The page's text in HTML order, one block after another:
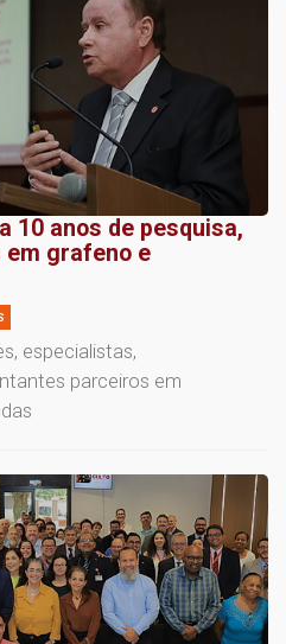
10 anos de pesquisa,
em grafeno e
especialistas,
parceiros em